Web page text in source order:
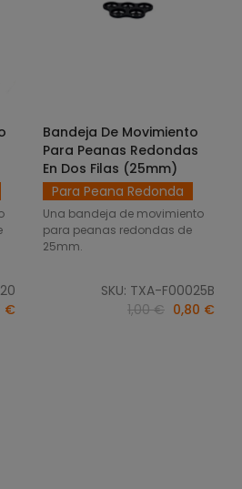
€
AÑADIR AL CARRITO
Bandeja De Movimiento
Para Peanas Redondas
En Dos Filas (25mm)
Para Peana Redonda
Una bandeja de movimiento
para peanas redondas de
25mm.
SKU: TXA-F00025B
1,00 € 0,80 €